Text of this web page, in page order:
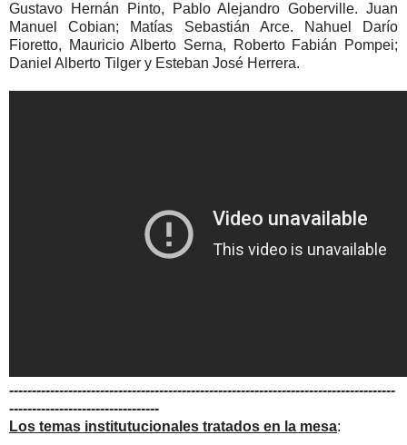
Gustavo Hernán Pinto, Pablo Alejandro Goberville. Juan
Manuel Cobian; Matías Sebastián Arce. Nahuel Darío
Fioretto, Mauricio Alberto Serna, Roberto Fabián Pompei;
Daniel Alberto Tilger y Esteban José Herrera.
-------------------------------------------------------------------------------------
---------------------------------
Los temas institutucionales tratados en la mesa: